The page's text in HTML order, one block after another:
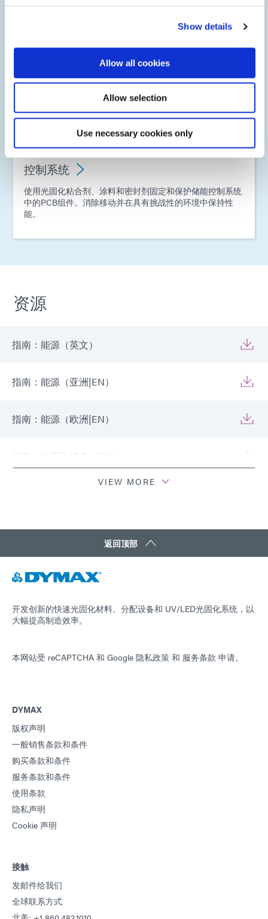
Show details
Allow all cookies
Allow selection
Use necessary cookies only
控制系统
使用光固化粘合剂、涂料和密封剂固定和保护储能控制系统
中的PCB组件。消除移动并在具有挑战性的环境中保持性
能。
资源
指南：能源（英文）
指南：能源（亚洲|EN）
指南：能源（欧洲|EN）
指南：光固化设备（EN）
指南：光固化设备（亚洲|EN）
指南：点胶设备（EN）
指南：点胶设备（美洲|ES）
指南：光固化技术（英文）
VIEW MORE
返回顶部
开发创新的快速光固化材料、分配设备和 UV/LED光固化系统，以
大幅提高制造效率。
本网站受 reCAPTCHA 和 Google 隐私政策 和 服务条款 申请。
DYMAX
版权声明
一般销售条款和条件
购买条款和条件
服务条款和条件
使用条款
隐私声明
Cookie 声明
接触
发邮件给我们
全球联系方式